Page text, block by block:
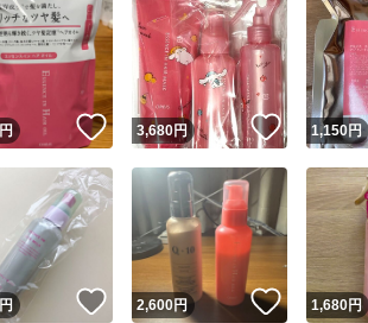
円 いいね！
3,680円 いいね！
1,150円
円 いいね！
2,600円 いいね！
1,680円